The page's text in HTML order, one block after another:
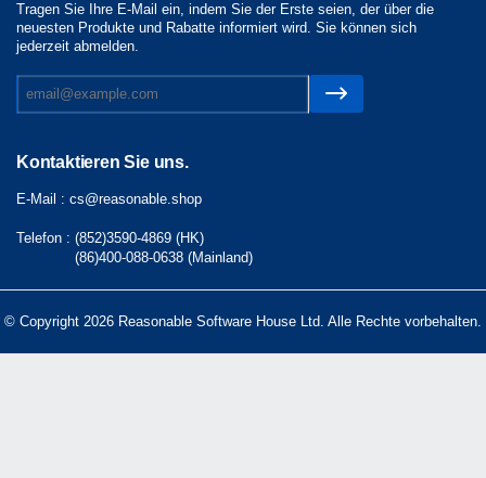
Tragen Sie Ihre E-Mail ein, indem Sie der Erste seien, der über die
neuesten Produkte und Rabatte informiert wird. Sie können sich
jederzeit abmelden.
Kontaktieren Sie uns.
E-Mail : cs@reasonable.shop
Telefon : (852)3590-4869 (HK)
(86)400-088-0638 (Mainland)
© Copyright 2026 Reasonable Software House Ltd. Alle Rechte vorbehalten.